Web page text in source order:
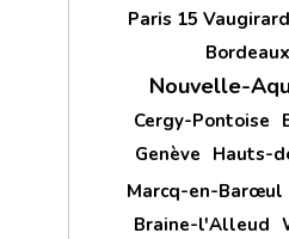
Paris 15 Vaugirard
Bordeaux
Nouvelle-
Cergy-Pontoise
Genève Hauts-
Marcq-en-Barœul
Braine-l'Alleud